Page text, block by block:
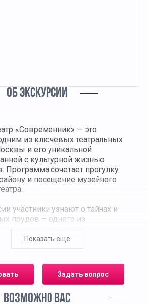
ОБ ЭКСКУРСИИ
«Современник» — это
из ключевых театральных
и его уникальной
с культурной жизнью
Программа сочетает прогулку
и посещение музейного
участники узнают о тайнах и
прудов — одного из
с прошлым здания, в котором
роль в культурной жизни
XX века.
программы посвящён эпохе
Показать еще
Задать вопрос
ВОЗМОЖНО ВАС